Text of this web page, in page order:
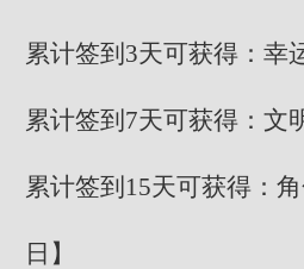
累计签到3天可获得：幸
累计签到7天可获得：文
累计签到15天可获得：
日】